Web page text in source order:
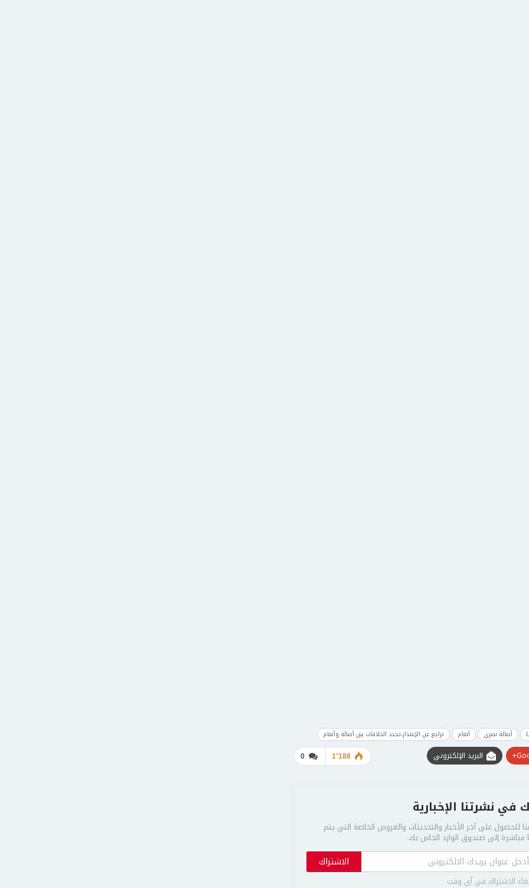
أصالة نصري أنغام تراجع عن الإعتذار،تجدد الخلافات بين أصالة وأنغام
0 1٬188 البريد الإلكتروني
في نشرتنا الإخبارية
للحصول على آخر الأخبار والتحديثات والعروض الخاصة التي يتم
إلى صندوق الوارد الخاص بك.
الاشتراك
الاشتراك في أي وقت